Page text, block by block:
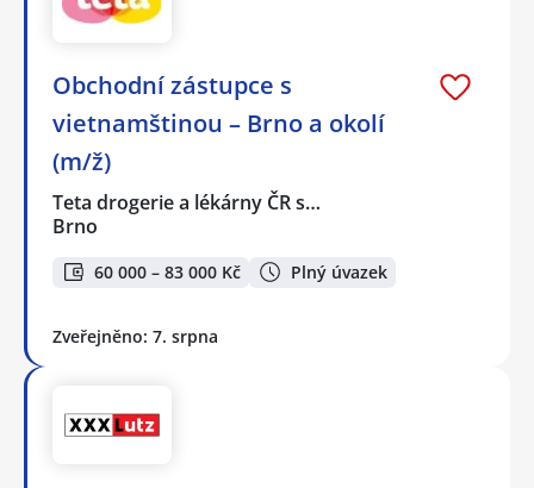
Obchodní zástupce s
vietnamštinou – Brno a okolí
(m/ž)
Teta drogerie a lékárny ČR s…
Brno
60 000 – 83 000 Kč Plný úvazek
Zveřejněno: 7. srpna